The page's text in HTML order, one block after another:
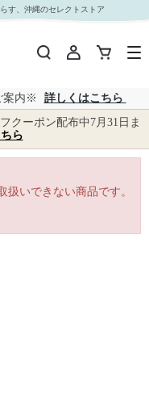
す、沖縄のセレクトストア
案内※
詳しくはこちら
クーポン配布中7月31日ま
ら
扱いできない商品です。